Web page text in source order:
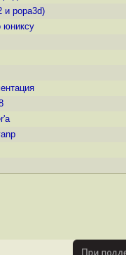
и popa3d)
юниксy